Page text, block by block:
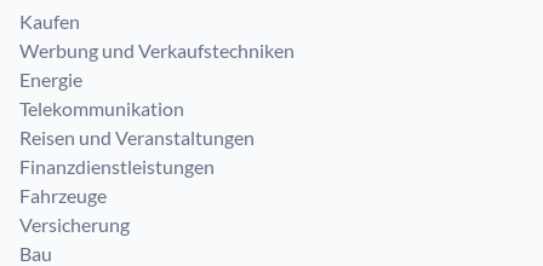
Kaufen
Werbung und Verkaufstechniken
Energie
Telekommunikation
Reisen und Veranstaltungen
Finanzdienstleistungen
Fahrzeuge
Versicherung
Bau